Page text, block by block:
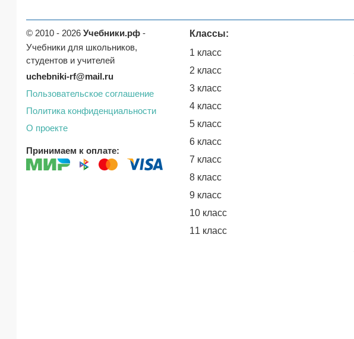
© 2010 - 2026 Учебники.рф -
Учебники для школьников,
студентов и учителей
uchebniki-rf@mail.ru
Пользовательское соглашение
Политика конфиденциальности
О проекте
Принимаем к оплате:
Классы:
1 класс
2 класс
3 класс
4 класс
5 класс
6 класс
7 класс
8 класс
9 класс
10 класс
11 класс